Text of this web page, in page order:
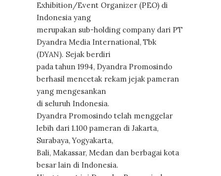
Exhibition/Event Organizer (PEO) di
Indonesia yang
merupakan sub-holding company dari PT
Dyandra Media International, Tbk
(DYAN). Sejak berdiri
pada tahun 1994, Dyandra Promosindo
berhasil mencetak rekam jejak pameran
yang mengesankan
di seluruh Indonesia.
Dyandra Promosindo telah menggelar
lebih dari 1.100 pameran di Jakarta,
Surabaya, Yogyakarta,
Bali, Makassar, Medan dan berbagai kota
besar lain di Indonesia.